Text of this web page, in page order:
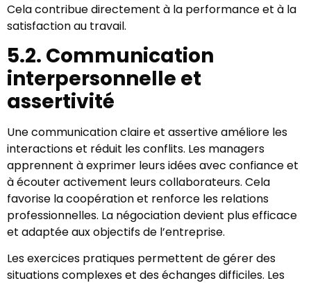
Cela contribue directement à la performance et à la
satisfaction au travail.
5.2. Communication
interpersonnelle et
assertivité
Une communication claire et assertive améliore les
interactions et réduit les conflits. Les managers
apprennent à exprimer leurs idées avec confiance et
à écouter activement leurs collaborateurs. Cela
favorise la coopération et renforce les relations
professionnelles. La négociation devient plus efficace
et adaptée aux objectifs de l’entreprise.
Les exercices pratiques permettent de gérer des
situations complexes et des échanges difficiles. Les